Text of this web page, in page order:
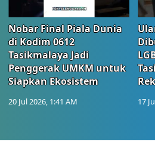
Nobar Final Piala Dunia
di Kodim 0612
Tasikmalaya Jadi
Penggerak UMKM untuk
Siapkan Ekosistem
20 Jul 2026, 1:41 AM 17